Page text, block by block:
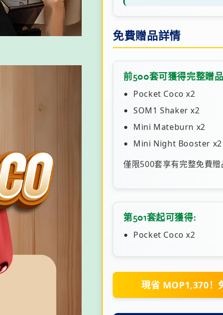
免費贈品詳情
前500套可獲得完整贈
Pocket Coco x2
SOM1 Shaker x2
Mini Mateburn x2
Mini Night Booster x2
僅限500套享有完整免費贈
第501套起可獲得:
Pocket Coco x2
現省 MOP1,370！